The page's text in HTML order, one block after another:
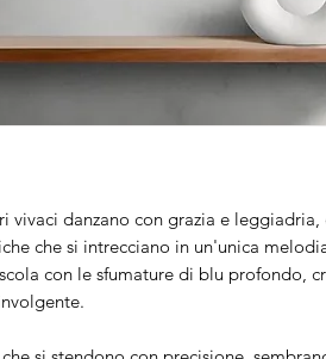
vivaci danzano con grazia e leggiadria,
che si intrecciano in un'unica
con le sfumature di blu profondo,